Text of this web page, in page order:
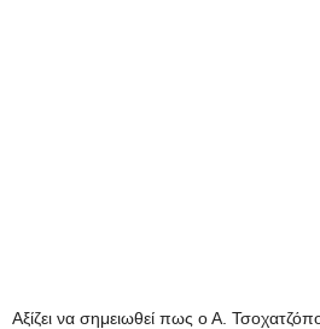
Αξίζει να σημειωθεί πως ο Α.